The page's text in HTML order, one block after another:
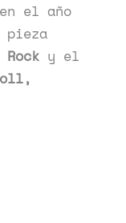
en el año
pieza
Rock y el